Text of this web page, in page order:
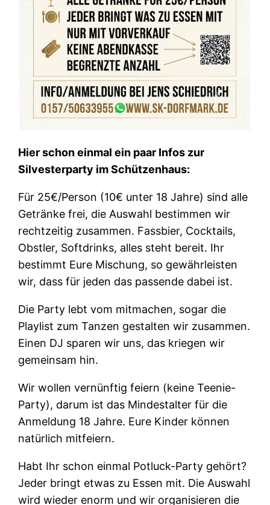
Hier schon einmal ein paar Infos zur
Silvesterparty im Schützenhaus:
Für 25€/Person (10€ unter 18 Jahre) sind alle
Getränke frei, die Auswahl bestimmen wir
rechtzeitig zusammen. Fassbier, Cocktails,
Obstler, Softdrinks, alles steht bereit. Ihr
bestimmt Eure Mischung, so gewährleisten
wir, dass für jeden das passende dabei ist.
Die Party lebt vom mitmachen, sogar die
Playlist zum Tanzen gestalten wir zusammen.
Einen DJ sparen wir uns, das kriegen wir
gemeinsam hin.
Wir wollen vernünftig feiern (keine Teenie-
Party), darum ist das Mindestalter für die
Anmeldung 18 Jahre. Eure Kinder können
natürlich mitfeiern.
Habt Ihr schon einmal Potluck-Party gehört?
Jeder bringt etwas zu Essen mit. Die Auswahl
wird wieder enorm und wir organisieren die